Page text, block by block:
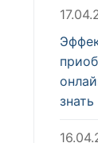
знать